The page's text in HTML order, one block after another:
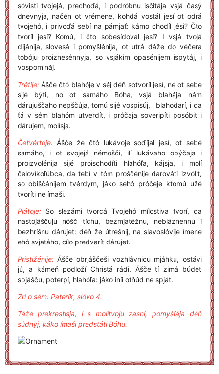
sóvisti tvojejá, prechoďá, i podróbnu isčitája vsjá časý
dnevnyja, načén ot vrémene, kohdá vostál jesí ot odrá
tvojehó, i privoďá sebí na pámjať: kámo chodíl jési? Čto
tvoríl jesí? Komú, i čto sobesídoval jesí? I vsjá tvojá
ďijánija, slovesá i pomyšlénija, ot utrá dáže do véčera
tobóju proiznesénnyja, so vsjákim opasénijem ispytáj, i
vospomináj.
Trétije:Ášče čtó blahóje v séj déň sotvoríl jesí, ne ot sebe
sijé býti, no ot samáho Bóha, vsjá blahája nám
dárujuščaho nepščúja, tomú sijé vospisúj, i blahodarí, i da
ťá v sém blahóm utverdít, i próčaja soveripíti posóbit i
dárujem, molísja.
Četvértoje:Ášče že čtó lukávoje soďíjal jesí, ot sebé
samáho, i ot svojejá némošči, ilí lukávaho obýčaja i
proizvolénija sijé proischodíti hlahóľa, kájsja, i molí
čelovíkoľúbca, da tebí v tóm proščénije darováti izvólit,
so obiščánijem tvérdym, jáko sehó próčeje ktomú užé
tvoríti ne ímaši.
Pjátoje:So slezámi tvorcá Tvojehó mílostiva tvorí, da
nastojáščuju nóšč tíchu, bezmjatéžnu, nebláznennu i
bezhríšnu dárujet: déň že útrešnij, na slavoslóvije ímene
ehó svjatáho, cílo predvarít dárujet.
Pristižénije:Ášče obrjáščeši vozhlávnicu mjáhku, ostávi
jú, a kámeň podloží Christá rádi. Ášče tí zimá búdet
spjášču, poterpí, hlahóľa: jáko iníi otňúd ne spját.
Zrí o sém: Paterík, slóvo 4.
Táže prekrestísja, i s molítvoju zasní, pomyšľája déň
súdnyj, káko ímaši predstáti Bóhu.